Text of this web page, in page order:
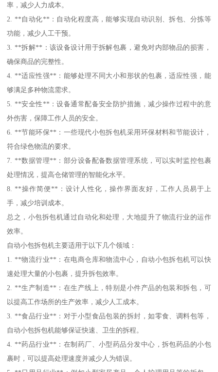
率，减少人力成本。
2. **自动化**：自动化程度高，能够实现自动识别、拆包、分拣等
功能，减少人工干预。
3. **拆解**：该设备设计用于拆解包裹，避免对内部物品的损害，
确保商品的完整性。
4. **适应性强**：能够处理不同大小和形状的包裹，适应性强，能
够满足多种物流需求。
5. **安全性**：设备通常配备安全防护措施，减少操作过程中的意
外伤害，保障工作人员的安全。
6. **节能环保**：一些现代小包拆包机采用环保材料和节能设计，
符合绿色物流的要求。
7. **数据管理**：部分设备配备数据管理系统，可以实时监控包裹
处理情况，提高仓储管理的智能化水平。
8. **操作简便**：设计人性化，操作界面友好，工作人员易于上
手，减少培训成本。
总之，小包拆包机通过自动化和处理，大地提升了物流行业的运作
效率。
自动小包拆包机主要适用于以下几个领域：
1. **物流行业**：在电商仓库和物流中心，自动小包拆包机可以快
速处理大量的小包裹，提升拆包效率。
2. **生产制造**：在生产线上，特别是小件产品的包装和拆包，可
以提高工作场所的生产效率，减少人工成本。
3. **食品行业**：对于小型食品包装的拆封，如零食、调料包等，
自动小包拆包机能够保证快速、卫生的拆程。
4. **药品行业**：在制药厂、小型药品分发中心，拆包药品的小包
裹时，可以提高处理速度并减少人为错误。